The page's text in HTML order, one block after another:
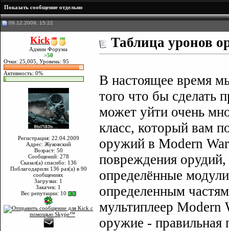
Показать сообщение отдельно
09.12.2009, 15:22
Kick
Админ Форума
>50
Очки: 25,005, Уровень: 95
Активность: 0%
Регистрация: 22.04.2009
Адрес: Жуковский
Возраст: 50
Сообщений: 278
Сказал(а) спасибо: 136
Поблагодарили 136 раз(а) в 90
сообщениях
Загрузки: 1
Закачек: 1
Вес репутации: 10
Таблица уронов
В настоящее время
того что бы сделать
может уйти очень
класс, который вам
оружий в Modern
повреждения орудий,
определённые
определенным
мультиплеер
оружие - правильная